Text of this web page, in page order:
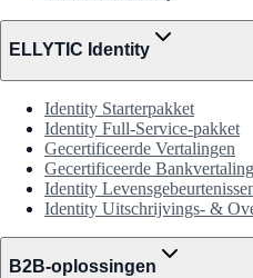
ELLYTIC Identity
Identity Starterpakket
Identity Full-Service-pakket
Gecertificeerde Vertalingen
Gecertificeerde
Identity
Identity Uitschrijvings- &
B2B-oplossingen